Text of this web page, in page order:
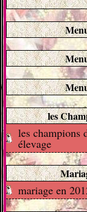
les
les champions
élevage
mariage en